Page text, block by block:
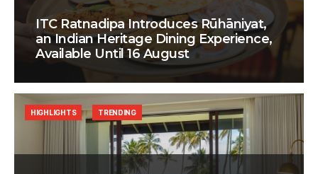
ITC Ratnadipa Introduces Rūhāniyat,
an Indian Heritage Dining Experience,
Available Until 16 August
HIGHLIGHTS TRENDING